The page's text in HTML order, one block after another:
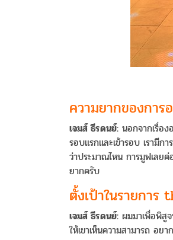
ความยากของกา
เจมส์ ธีรดนย์: นอกจากเรื่อ
รอบแรกและเข้ารอบ เรามีก
ว่าประมาณไหน การมูฟเลย
ยากครับ
ตั้งเป้าในรายการ
เจมส์ ธีรดนย์: ผมมาเพื่อพิสู
ให้เขาเห็นความสามารถ อย